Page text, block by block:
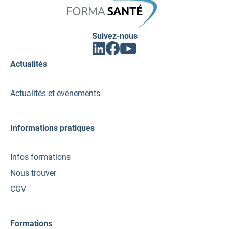
Suivez-nous
Linkedin
(ouvrir
nouvel
Facebook
(ouvrir
nouvel
Youtube
(ouvrir
nouvel
Actualités
Actualités et événements
Informations pratiques
Infos formations
Nous trouver
CGV
Formations